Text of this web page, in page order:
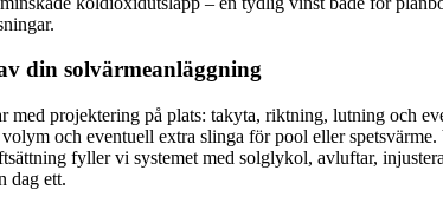
din solvärmeanläggning
projektering på plats: takyta, riktning, lutning och
och eventuell extra slinga för pool eller
fyller vi systemet med solglykol, avluftar,
dag ett.